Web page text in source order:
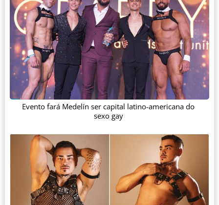
Evento fará Medelín ser capital latino-americana do
sexo gay